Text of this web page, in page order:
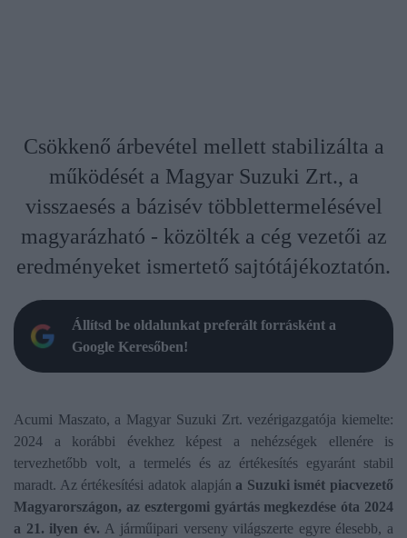
Csökkenő árbevétel mellett stabilizálta a
működését a Magyar Suzuki Zrt., a
visszaesés a bázisév többlettermelésével
magyarázható - közölték a cég vezetői az
eredményeket ismertető sajtótájékoztatón.
Állítsd be oldalunkat preferált forrásként a
Google Keresőben!
Acumi Maszato, a Magyar Suzuki Zrt. vezérigazgatója kiemelte:
2024 a korábbi évekhez képest a nehézségek ellenére is
tervezhetőbb volt, a termelés és az értékesítés egyaránt stabil
maradt. Az értékesítési adatok alapján a Suzuki ismét piacvezető
Magyarországon, az esztergomi gyártás megkezdése óta 2024
a 21. ilyen év. A járműipari verseny világszerte egyre élesebb, a